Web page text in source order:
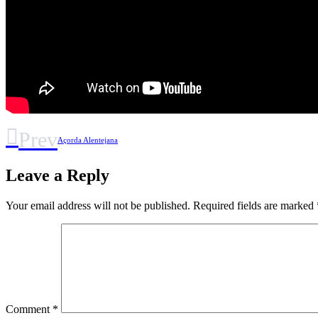
PrevAçorda Alentejana
Leave a Reply
Your email address will not be published. Required fields are marked
Comment *